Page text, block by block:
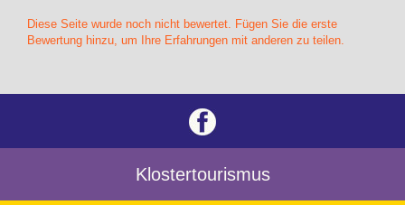
Diese Seite wurde noch nicht bewertet. Fügen Sie die erste
Bewertung hinzu, um Ihre Erfahrungen mit anderen zu teilen.
Klostertourismus